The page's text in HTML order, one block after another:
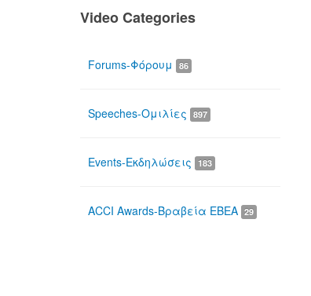
Video Categories
Forums-Φόρουμ 86
Speeches-Ομιλίες 897
Events-Εκδηλώσεις 183
ACCI Awards-Βραβεία ΕΒΕΑ 29